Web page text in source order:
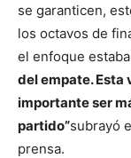
se garanticen,
los octavos de
el enfoque
del empate. Esta
importante ser
partido”subrayó
prensa.